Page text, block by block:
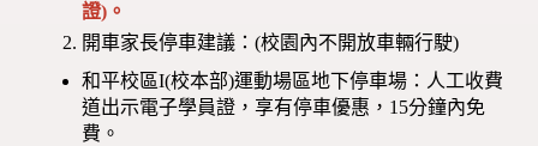
證)。
開車家長停車建議：(校園內不開放車輛行駛)
和平校區I(校本部)運動場區地下停車場：人工收費
道出示電子學員證，享有停車優惠，15分鐘內免
費。